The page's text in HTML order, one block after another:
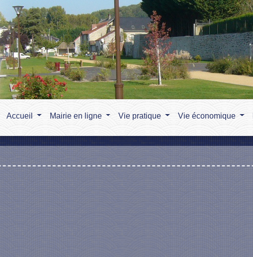
Accueil Mairie en ligne Vie pratique Vie économique